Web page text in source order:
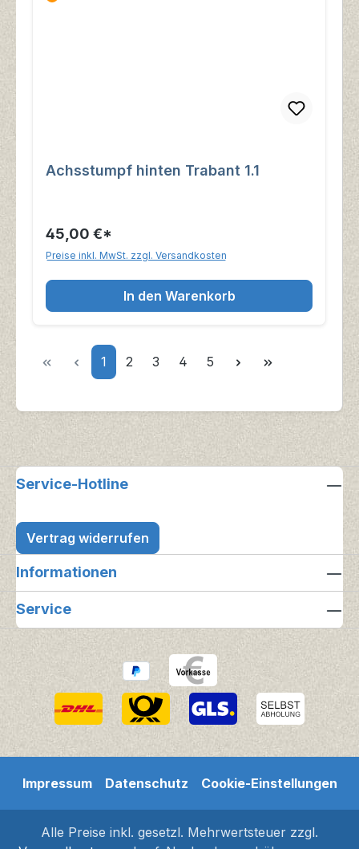
Achsstumpf hinten Trabant 1.1
45,00 €*
Preise inkl. MwSt. zzgl. Versandkosten
In den Warenkorb
Seite
1 Seite
2 Seite
3 Seite
4 Seite
5
Service-Hotline
Vertrag widerrufen
Informationen
Service
Impressum Datenschutz Cookie-Einstellungen
Alle Preise inkl. gesetzl. Mehrwertsteuer zzgl.